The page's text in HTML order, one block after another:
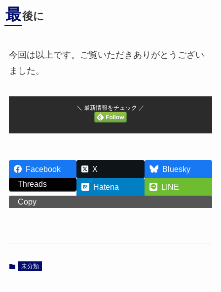
最後に
今回は以上です。ご覧いただきありがとうござい
ました。
＼ 最新情報をチェック ／
Facebook X
Bluesky
Threads
Hatena
LINE
Copy
未分類